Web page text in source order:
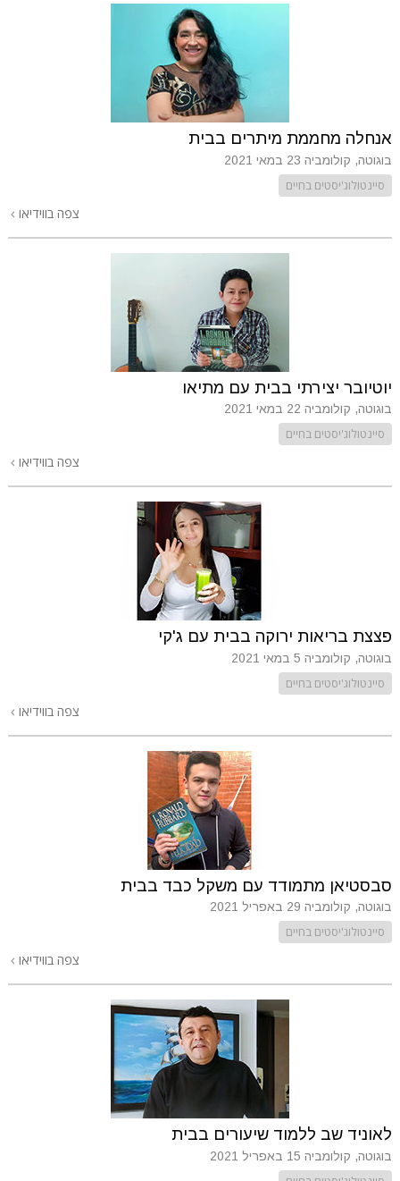
אנחלה מחממת מיתרים בבית
בוגוטה, קולומביה 23 במאי 2021
סיינטולוג'יסטים בחיים
צפה בווידיאו
יוטיובר יצירתי בבית עם מתיאו
בוגוטה, קולומביה 22 במאי 2021
סיינטולוג'יסטים בחיים
צפה בווידיאו
פצצת בריאות ירוקה בבית עם ג'קי
בוגוטה, קולומביה 5 במאי 2021
סיינטולוג'יסטים בחיים
צפה בווידיאו
סבסטיאן מתמודד עם משקל כבד בבית
בוגוטה, קולומביה 29 באפריל 2021
סיינטולוג'יסטים בחיים
צפה בווידיאו
לאוניד שב ללמוד שיעורים בבית
בוגוטה, קולומביה 15 באפריל 2021